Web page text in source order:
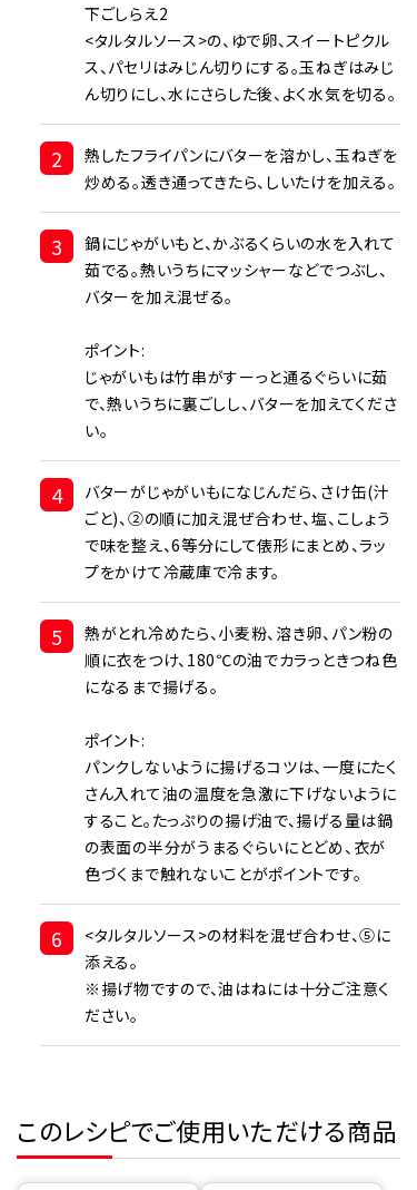
下ごしらえ2
<タルタルソース>の、ゆで卵、スイートピクル
ス、パセリはみじん切りにする。玉ねぎはみじ
ん切りにし、水にさらした後、よく水気を切る。
2
熱したフライパンにバターを溶かし、玉ねぎを
炒める。透き通ってきたら、しいたけを加える。
3
鍋にじゃがいもと、かぶるくらいの水を入れて
茹でる。熱いうちにマッシャーなどでつぶし、
バターを加え混ぜる。
ポイント:
じゃがいもは竹串がすーっと通るぐらいに茹
で、熱いうちに裏ごしし、バターを加えてくださ
い。
4
バターがじゃがいもになじんだら、さけ缶(汁
ごと)、②の順に加え混ぜ合わせ、塩、こしょう
で味を整え、6等分にして俵形にまとめ、ラッ
プをかけて冷蔵庫で冷ます。
5
熱がとれ冷めたら、小麦粉、溶き卵、パン粉の
順に衣をつけ、180℃の油でカラっときつね色
になるまで揚げる。
ポイント:
パンクしないように揚げるコツは、一度にたく
さん入れて油の温度を急激に下げないように
すること。たっぷりの揚げ油で、揚げる量は鍋
の表面の半分がうまるぐらいにとどめ、衣が
色づくまで触れないことがポイントです。
6
<タルタルソース>の材料を混ぜ合わせ、⑤に
添える。
※揚げ物ですので、油はねには十分ご注意く
ださい。
このレシピでご使用いただける商品